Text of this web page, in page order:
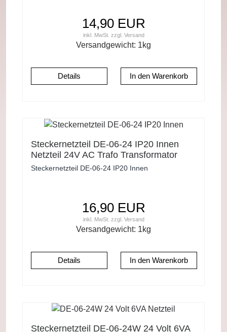
14,90 EUR
inkl. MwSt. zzgl. Versand
Versandgewicht: 1kg
Details
Steckernetzteil DE-06-24 IP20 Innen
Netzteil 24V AC Trafo Transformator
Steckernetzteil DE-06-24 IP20 Innen
16,90 EUR
inkl. MwSt. zzgl. Versand
Versandgewicht: 1kg
Details
Steckernetzteil DE-06-24W 24 Volt 6VA